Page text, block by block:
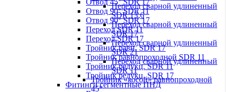
Отвод 45° SDR 17
Отвод 90° SDR 11
Отвод 90° SDR 17
Переход SDR 11
Переход SDR 17
Тройник равн. SDR 17
Тройник равнопроходной SDR 11
Тройник редукц. SDR 11
Тройник редукц. SDR 17
Фитинги сегментные ПНД
Переход сварной удлиненный
SDR 13,6
Переход сварной удлиненный
SDR 17
Переход сварной удлиненный
SDR 21
Переход сварной удлиненный
SDR 11
Тройник «косой» равнопроходной
45°